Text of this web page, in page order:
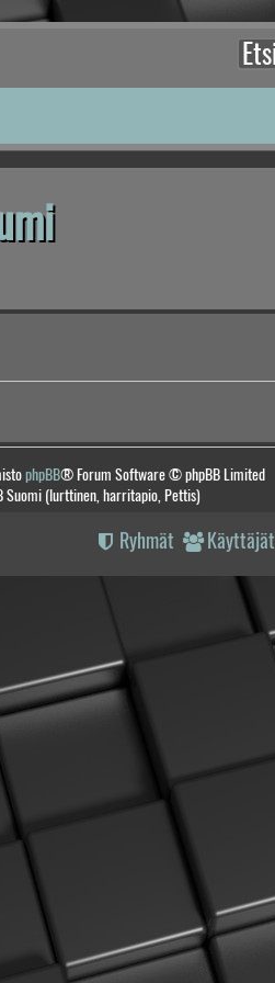
phpBB® Forum Software © phpBB Limited
Suomi (lurttinen, harritapio, Pettis)
Käyttäjät
Ryhmät